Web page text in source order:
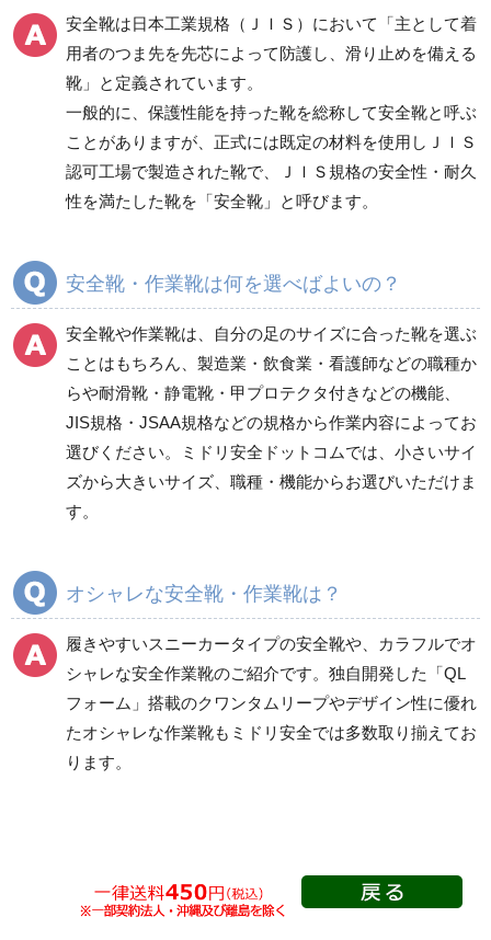
防災グッズ（防災セット） 救急医療品
健康管理器具 季節商品
商品カテゴリ一覧
一般作業安全靴・エコ
タイプ
中編上靴・長編上靴
半長靴
スニーカータイプ
一般作業安全靴・スニ
ーカー型
バンドタイプ
つま先保護性能なし
一般作業安全靴・ウレ
タン底
短靴
中編上靴
半長靴
つま先保護性能なし
一般作業安全靴・ゴム2
層底
短靴
半長靴
一般作業安全靴・ゴム1
層底
短靴
つま先保護性能なし
プロスニーカー
紐タイプ
安全靴は日本工業規格（ＪＩＳ）において「主として着
用者のつま先を先芯によって防護し、滑り止めを備える
靴」と定義されています。
一般的に、保護性能を持った靴を総称して安全靴と呼ぶ
ことがありますが、正式には既定の材料を使用しＪＩＳ
認可工場で製造された靴で、ＪＩＳ規格の安全性・耐久
性を満たした靴を「安全靴」と呼びます。
安全靴・作業靴は何を選べばよいの？
安全靴や作業靴は、自分の足のサイズに合った靴を選ぶ
ことはもちろん、製造業・飲食業・看護師などの職種か
らや耐滑靴・静電靴・甲プロテクタ付きなどの機能、
JIS規格・JSAA規格などの規格から作業内容によってお
選びください。ミドリ安全ドットコムでは、小さいサイ
ズから大きいサイズ、職種・機能からお選びいただけま
す。
オシャレな安全靴・作業靴は？
履きやすいスニーカータイプの安全靴や、
カラフルでオ
シャレな安全作業靴のご紹介です。独自開発した「QL
フォーム」搭載のクワンタムリープやデザイン性に優れ
たオシャレな作業靴もミドリ安全では多数取り揃えてお
ります。